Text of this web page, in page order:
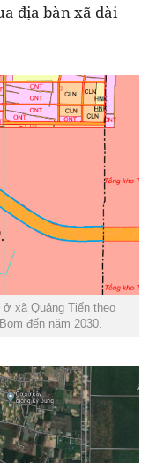
địa bàn xã dài
xã Quảng Tiến theo
đến năm 2030.